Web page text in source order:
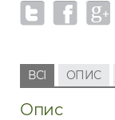
ВСІ ОПИС
Опис